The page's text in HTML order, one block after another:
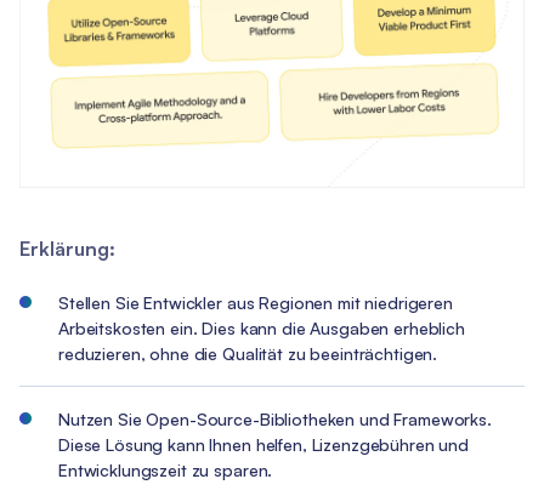
Erklärung:
Stellen Sie Entwickler aus Regionen mit niedrigeren
Arbeitskosten ein. Dies kann die Ausgaben erheblich
reduzieren, ohne die Qualität zu beeinträchtigen.
Nutzen Sie Open-Source-Bibliotheken und Frameworks.
Diese Lösung kann Ihnen helfen, Lizenzgebühren und
Entwicklungszeit zu sparen.